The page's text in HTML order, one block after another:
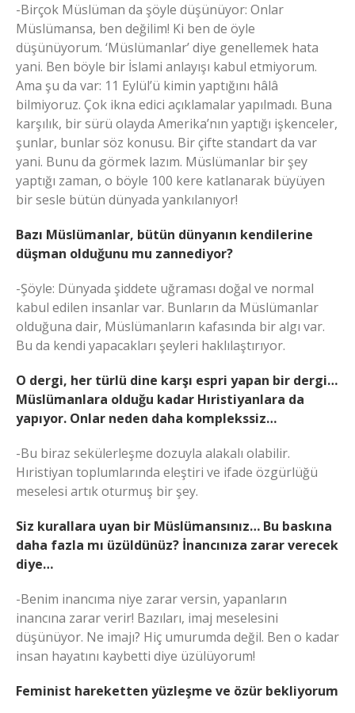
-Birçok Müslüman da şöyle düşünüyor: Onlar
Müslümansa, ben değilim! Ki ben de öyle
düşünüyorum. ‘Müslümanlar’ diye genellemek hata
yani. Ben böyle bir İslami anlayışı kabul etmiyorum.
Ama şu da var: 11 Eylül’ü kimin yaptığını hâlâ
bilmiyoruz. Çok ikna edici açıklamalar yapılmadı. Buna
karşılık, bir sürü olayda Amerika’nın yaptığı işkenceler,
şunlar, bunlar söz konusu. Bir çifte standart da var
yani. Bunu da görmek lazım. Müslümanlar bir şey
yaptığı zaman, o böyle 100 kere katlanarak büyüyen
bir sesle bütün dünyada yankılanıyor!
Bazı Müslümanlar, bütün dünyanın kendilerine
düşman olduğunu mu zannediyor?
-Şöyle: Dünyada şiddete uğraması doğal ve normal
kabul edilen insanlar var. Bunların da Müslümanlar
olduğuna dair, Müslümanların kafasında bir algı var.
Bu da kendi yapacakları şeyleri haklılaştırıyor.
O dergi, her türlü dine karşı espri yapan bir dergi…
Müslümanlara olduğu kadar Hıristiyanlara da
yapıyor. Onlar neden daha komplekssiz…
-Bu biraz sekülerleşme dozuyla alakalı olabilir.
Hıristiyan toplumlarında eleştiri ve ifade özgürlüğü
meselesi artık oturmuş bir şey.
Siz kurallara uyan bir Müslümansınız… Bu baskına
daha fazla mı üzüldünüz? İnancınıza zarar verecek
diye…
-Benim inancıma niye zarar versin, yapanların
inancına zarar verir! Bazıları, imaj meselesini
düşünüyor. Ne imajı? Hiç umurumda değil. Ben o kadar
insan hayatını kaybetti diye üzülüyorum!
Feminist hareketten yüzleşme ve özür bekliyorum